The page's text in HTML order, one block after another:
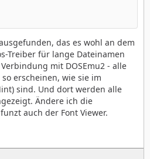
das es wohl an dem
Treiber für lange Dateinamen
mit DOSEmu2 - alle
erscheinen, wie sie im
sind. Und dort werden alle
Ändere ich die
auch der Font Viewer.